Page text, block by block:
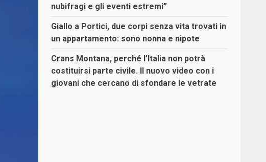
nubifragi e gli eventi estremi”
Giallo a Portici, due corpi senza vita trovati in
un appartamento: sono nonna e nipote
Crans Montana, perché l’Italia non potrà
costituirsi parte civile. Il nuovo video con i
giovani che cercano di sfondare le vetrate